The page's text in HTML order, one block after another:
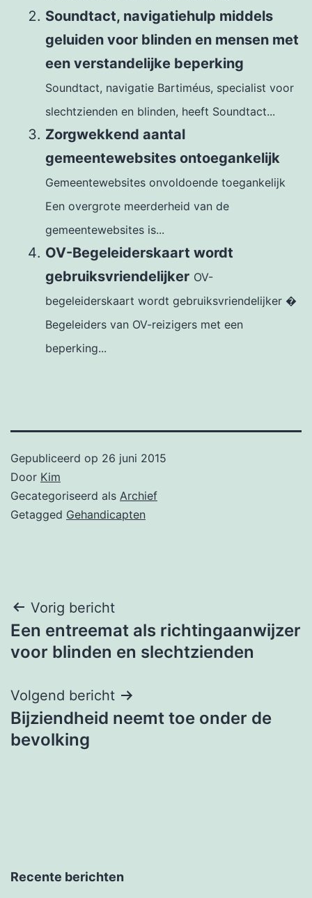
Soundtact, navigatiehulp middels
geluiden voor blinden en mensen met
een verstandelijke beperking
Soundtact, navigatie Bartiméus, specialist voor
slechtzienden en blinden, heeft Soundtact...
Zorgwekkend aantal
gemeentewebsites ontoegankelijk
Gemeentewebsites onvoldoende toegankelijk
Een overgrote meerderheid van de
gemeentewebsites is...
OV-Begeleiderskaart wordt
gebruiksvriendelijker OV-
begeleiderskaart wordt gebruiksvriendelijker �
Begeleiders van OV-reizigers met een
beperking...
Gepubliceerd op 26 juni 2015
Door Kim
Gecategoriseerd als Archief
Getagged Gehandicapten
Bericht
navigatie
Vorig bericht
Een entreemat als richtingaanwijzer
voor blinden en slechtzienden
Volgend bericht
Bijziendheid neemt toe onder de
bevolking
Recente berichten